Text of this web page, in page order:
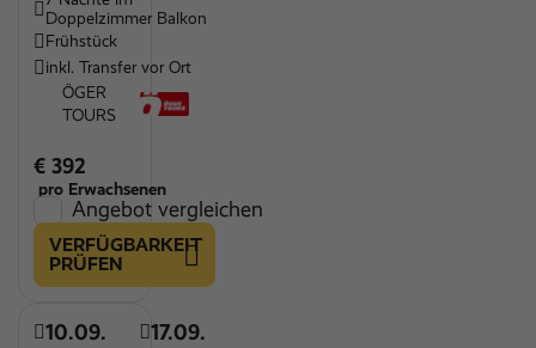
Doppelzimmer Balkon
Frühstück
inkl. Transfer vor Ort
ÖGER
TOURS
€ 392
pro Erwachsenen
Angebot vergleichen
VERFÜGBARKEIT
PRÜFEN
10.09. 17.09.